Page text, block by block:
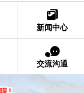
󰆘
新闻中心
󰂮
交流沟通